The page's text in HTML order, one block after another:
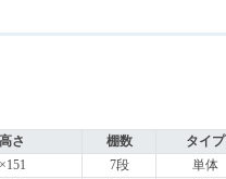
さ 棚数 タイプ
7段 単体